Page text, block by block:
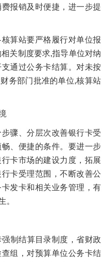
报销及时便捷，进一步提
算站要严格履行对单位报
关制度要求,指导单位对纳
通过公务卡结算。对未按
务部门批准的单位,核算站
骤、分层次改善银行卡受
、便捷的条件。要进一步
卡市场的建设力度，拓展
卡受理范围，不断改善公
发卡和相关业务管理，有
。
制结算目录制度，省财政
组，对预算单位公务卡结